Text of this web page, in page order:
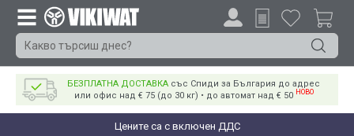
БЕЗПЛАТНА ДОСТАВКА със Спиди за България до адрес
или офис над € 75 (до 30 кг) • до автомат над € 50 НОВО
Цените са с включен ДДС